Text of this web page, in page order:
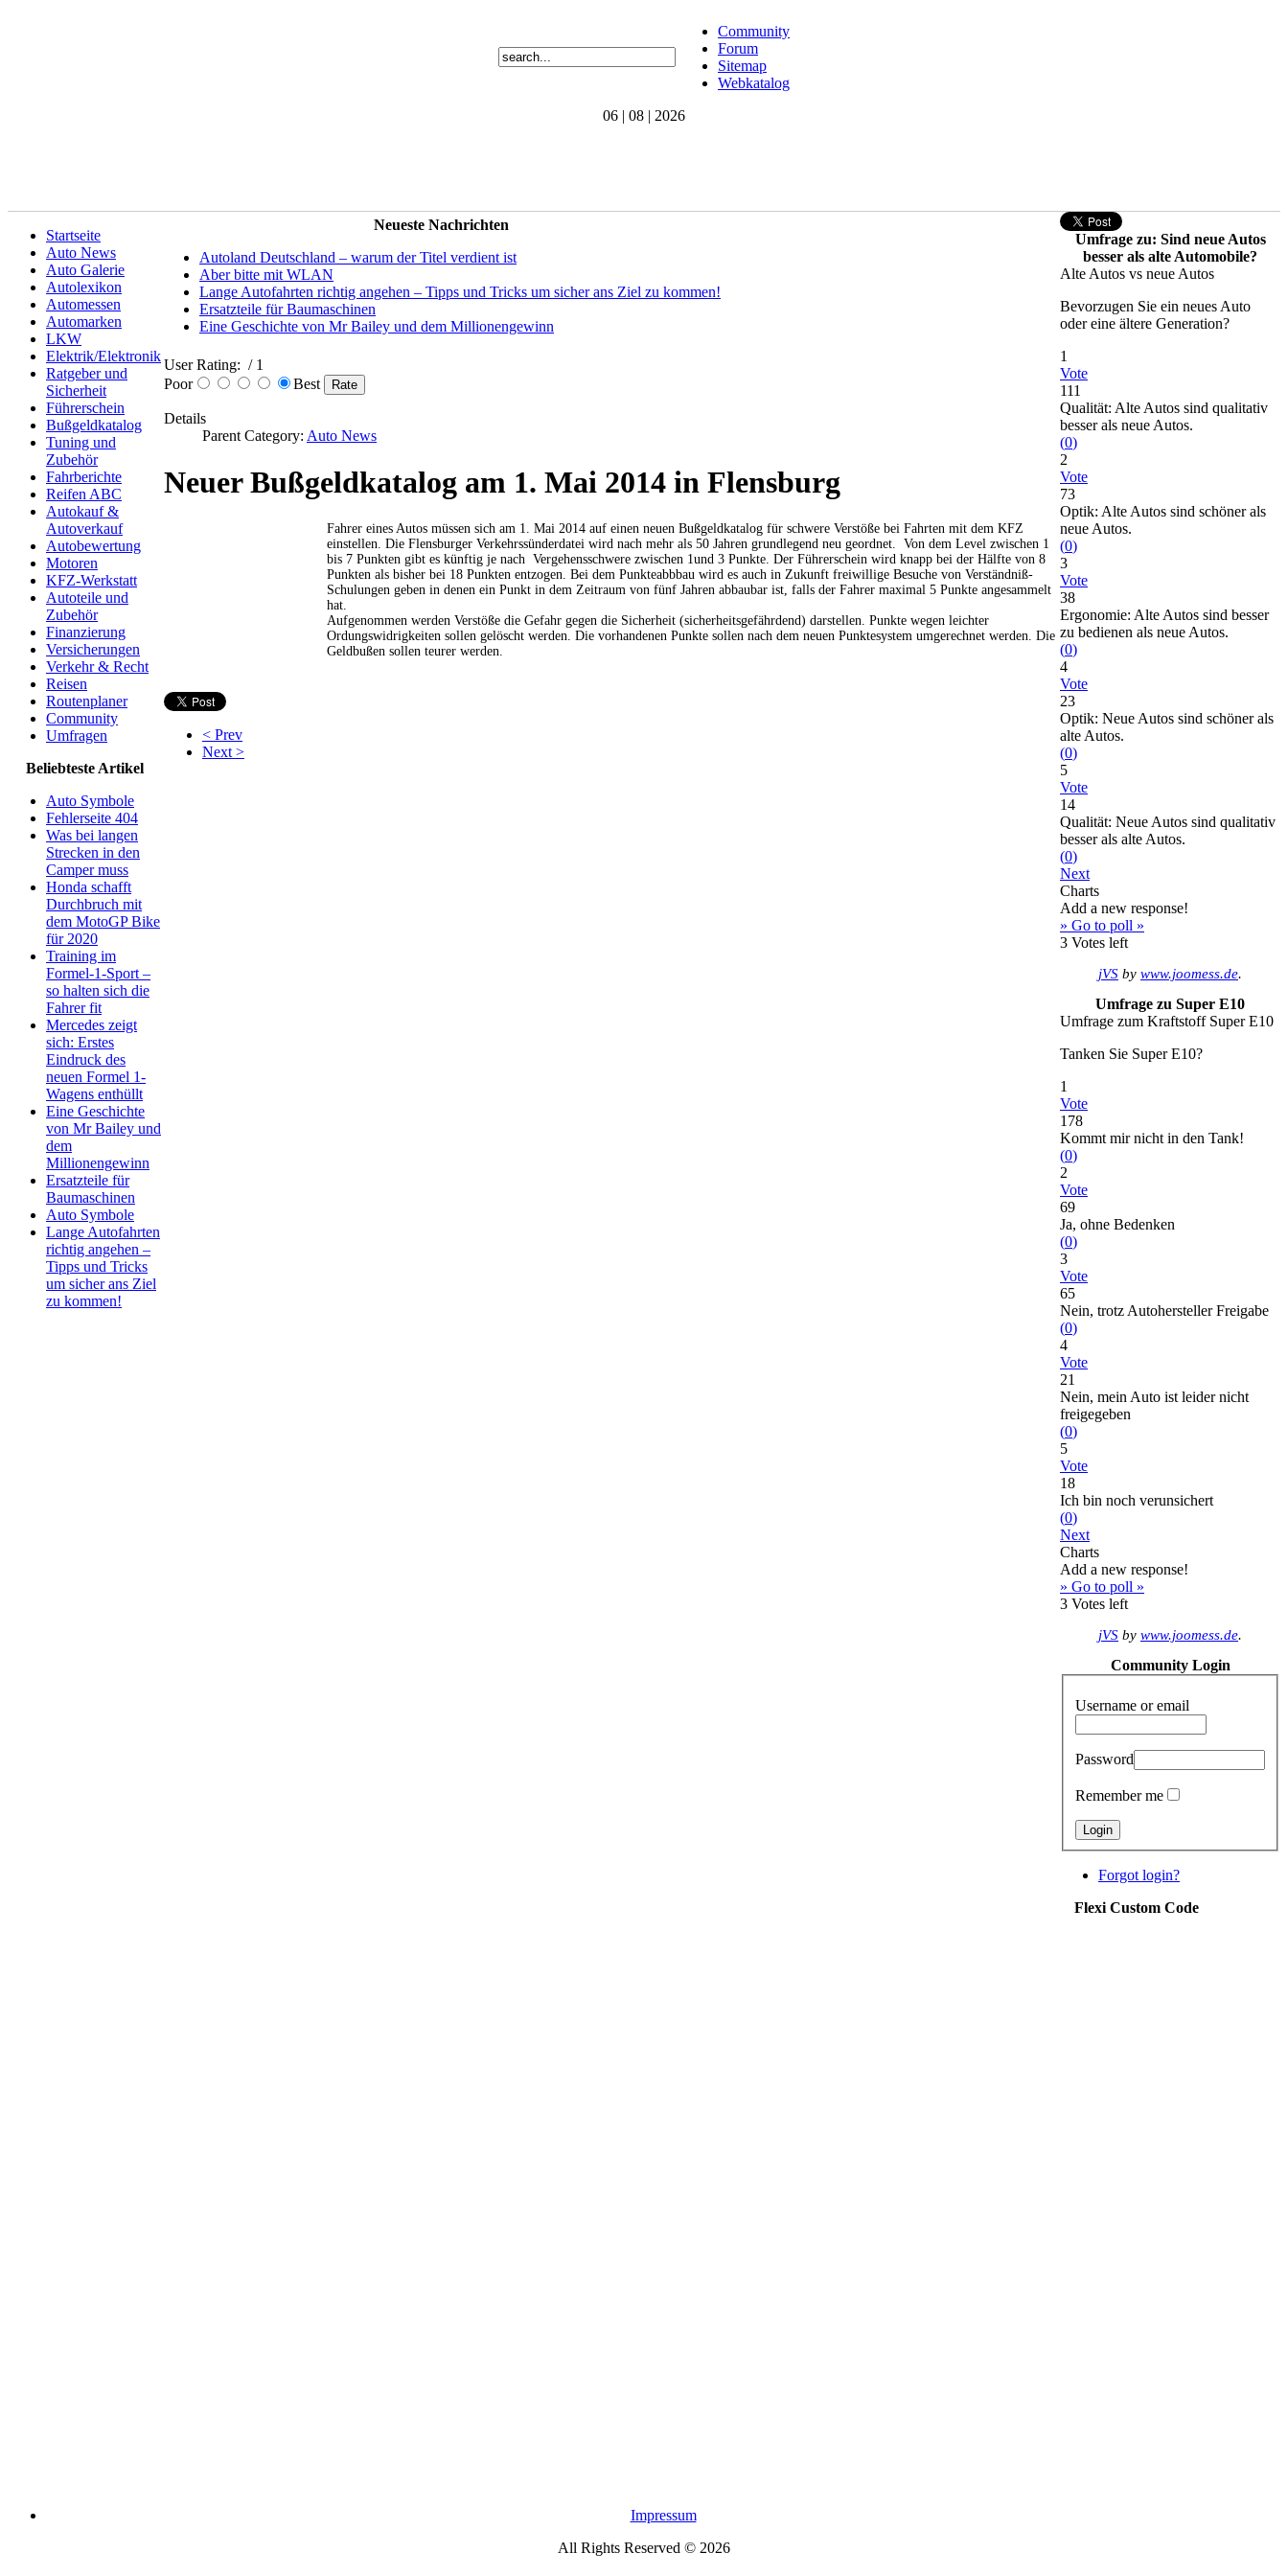
Community
Forum
Sitemap
Webkatalog
06 | 08 | 2026
Startseite
Auto News
Auto Galerie
Autolexikon
Automessen
Automarken
LKW
Elektrik/Elektronik
Ratgeber und
Sicherheit
Führerschein
Bußgeldkatalog
Tuning und
Zubehör
Fahrberichte
Reifen ABC
Autokauf &
Autoverkauf
Autobewertung
Motoren
KFZ-Werkstatt
Autoteile und
Zubehör
Finanzierung
Versicherungen
Verkehr & Recht
Reisen
Routenplaner
Community
Umfragen
Beliebteste Artikel
Auto Symbole
Fehlerseite 404
Was bei langen
Strecken in den
Camper muss
Honda schafft
Durchbruch mit
dem MotoGP Bike
für 2020
Training im
Formel-1-Sport –
so halten sich die
Fahrer fit
Mercedes zeigt
sich: Erstes
Eindruck des
neuen Formel 1-
Wagens enthüllt
Eine Geschichte
von Mr Bailey und
dem
Millionengewinn
Ersatzteile für
Baumaschinen
Auto Symbole
Lange Autofahrten
richtig angehen –
Tipps und Tricks
um sicher ans Ziel
zu kommen!
Neueste Nachrichten
Autoland Deutschland – warum der Titel verdient ist
Aber bitte mit WLAN
Lange Autofahrten richtig angehen – Tipps und Tricks um sicher ans Ziel zu kommen!
Ersatzteile für Baumaschinen
Eine Geschichte von Mr Bailey und dem Millionengewinn
User Rating: / 1
Poor
Best
Details
Parent Category: Auto News
Neuer Bußgeldkatalog am 1. Mai 2014 in Flensburg
Fahrer eines Autos müssen sich am 1. Mai 2014 auf einen neuen Bußgeldkatalog für schwere Verstöße bei Fahrten mit dem KFZ
einstellen. Die Flensburger Verkehrssünderdatei wird nach mehr als 50 Jahren grundlegend neu geordnet. Von dem Level zwischen 1
bis 7 Punkten gibt es künftig je nach Vergehensschwere zwischen 1und 3 Punkte. Der Führerschein wird knapp bei der Hälfte von 8
Punkten als bisher bei 18 Punkten entzogen. Bei dem Punkteabbbau wird es auch in Zukunft freiwillige Besuche von Verständniß-
Schulungen geben in denen ein Punkt in dem Zeitraum von fünf Jahren abbaubar ist, falls der Fahrer maximal 5 Punkte angesammelt
hat.
Aufgenommen werden Verstöße die Gefahr gegen die Sicherheit (sicherheitsgefährdend) darstellen. Punkte wegen leichter
Ordungswidrigkeiten sollen gelöscht werden. Die vorhandenen Punkte sollen nach dem neuen Punktesystem umgerechnet werden. Die
Geldbußen sollen teurer werden.
< Prev
Next >
Umfrage zu: Sind neue Autos
besser als alte Automobile?
Alte Autos vs neue Autos
Bevorzugen Sie ein neues Auto
oder eine ältere Generation?
1
Vote
111
Qualität: Alte Autos sind qualitativ
besser als neue Autos.
(0)
2
Vote
73
Optik: Alte Autos sind schöner als
neue Autos.
(0)
3
Vote
38
Ergonomie: Alte Autos sind besser
zu bedienen als neue Autos.
(0)
4
Vote
23
Optik: Neue Autos sind schöner als
alte Autos.
(0)
5
Vote
14
Qualität: Neue Autos sind qualitativ
besser als alte Autos.
(0)
Next
Charts
Add a new response!
» Go to poll »
3 Votes left
jVS by www.joomess.de.
Umfrage zu Super E10
Umfrage zum Kraftstoff Super E10
Tanken Sie Super E10?
1
Vote
178
Kommt mir nicht in den Tank!
(0)
2
Vote
69
Ja, ohne Bedenken
(0)
3
Vote
65
Nein, trotz Autohersteller Freigabe
(0)
4
Vote
21
Nein, mein Auto ist leider nicht
freigegeben
(0)
5
Vote
18
Ich bin noch verunsichert
(0)
Next
Charts
Add a new response!
» Go to poll »
3 Votes left
jVS by www.joomess.de.
Community Login
Username or email
Password
Remember me
Forgot login?
Flexi Custom Code
Impressum
All Rights Reserved © 2026